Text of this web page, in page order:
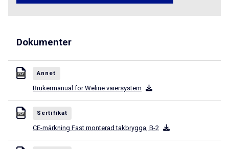
Dokumenter
PDF Annet
Brukermanual for Weline vaiersystem
PDF Sertifikat
CE-märkning Fast monterad takbrygga, B-2